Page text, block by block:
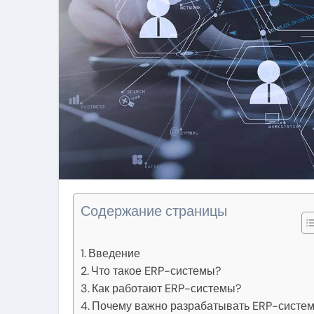
Содержание страницы
Введение
Что такое ERP-системы?
Как работают ERP-системы?
Почему важно разрабатывать ERP-